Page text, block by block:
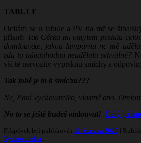
TABULE
Ocitám se u tabule a PV na mě se
přísně: Tak Cérka mi omylem poslala
domlouváte, jakou lumpárnu na mě
zda to nááááhodou neudělala schválně?
vší té nervozity vyprsknu smíchy a
Tak tobě je to k smíchu???
Ne, Paní Vychovatelko, vlastně ano.
No to se ještě budeš omlouvat! Celý
Příspěvek byl publikován 11. června 2025 |
Vychovatelka.